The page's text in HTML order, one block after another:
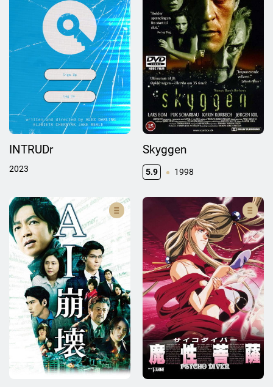
INTRUDr
2023
Skyggen
5.9 1998